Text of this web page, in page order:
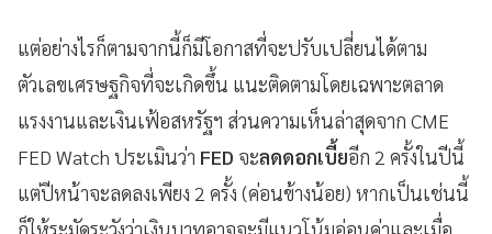
แต่อย่างไรก็ตามจากนี้ก็มีโอกาสที่จะปรับเปลี่ยนได้ตาม
ตัวเลขเศรษฐกิจที่จะเกิดขึ้น แนะติดตามโดยเฉพาะตลาด
แรงงานและเงินเฟ้อสหรัฐฯ ส่วนความเห็นล่าสุดจาก CME
FED Watch ประเมินว่า FED จะลดดอกเบี้ยอีก 2 ครั้งในปีนี้
แต่ปีหน้าจะลดลงเพียง 2 ครั้ง (ค่อนข้างน้อย) หากเป็นเช่นนี้
ก็ให้ระมัดระวังว่าเงินบาทอาจจะมีแนวโน้มอ่อนค่าและเมื่อ